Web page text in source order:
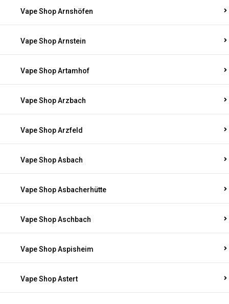
Vape Shop Arnshöfen
Vape Shop Arnstein
Vape Shop Artamhof
Vape Shop Arzbach
Vape Shop Arzfeld
Vape Shop Asbach
Vape Shop Asbacherhütte
Vape Shop Aschbach
Vape Shop Aspisheim
Vape Shop Astert